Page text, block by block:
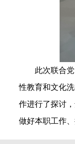
此次联合
性教育和文化
作进行了探讨
做好本职工作